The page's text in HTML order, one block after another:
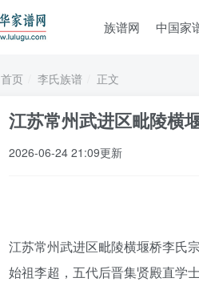
族谱网 中国家
首页 李氏族谱 正文
江苏常州武进区毗陵横
2026-06-24 21:09更新
江苏常州武进区毗陵横堰桥李氏
始祖李超，五代后晋集贤殿直学